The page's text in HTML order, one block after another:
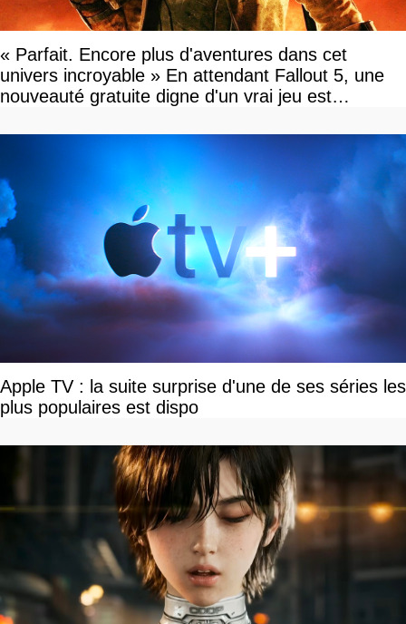
« Parfait. Encore plus d'aventures dans cet
univers incroyable » En attendant Fallout 5, une
nouveauté gratuite digne d'un vrai jeu est
Apple TV : la suite surprise d'une de ses séries les
plus populaires est dispo